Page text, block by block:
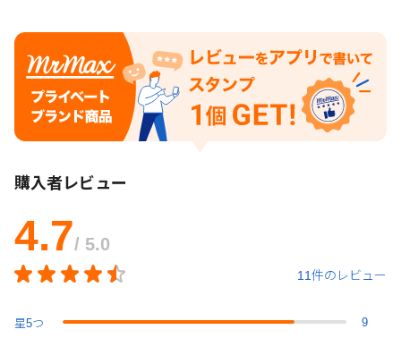
購入者レビュー
4.7/ 5.0
11件のレビュー
星5つ
9